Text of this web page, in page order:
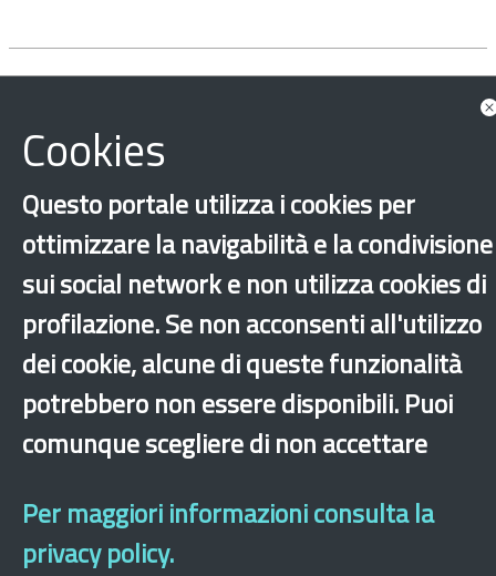
Cookies
Questo portale utilizza i cookies per
ottimizzare la navigabilità e la condivisione
sui social network e non utilizza cookies di
profilazione. Se non acconsenti all'utilizzo
dei cookie, alcune di queste funzionalità
potrebbero non essere disponibili. Puoi
comunque scegliere di non accettare
Per maggiori informazioni consulta la
privacy policy.
Dichiarazione di accessibilità Mappa del sito Legal & Privacy
Contatti
Sito archeologico